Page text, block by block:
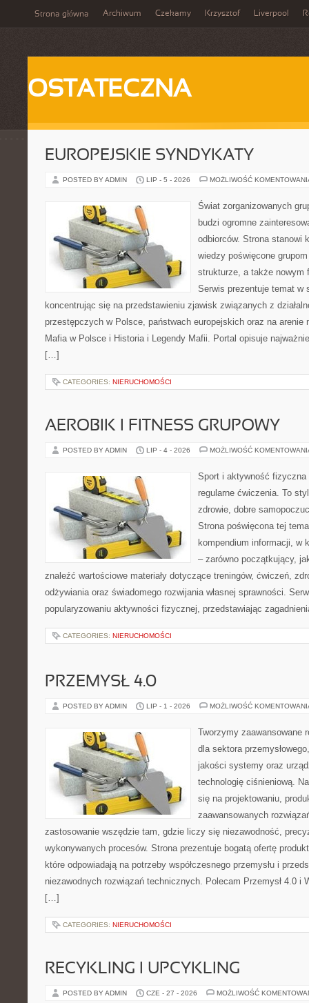
Strona główna Archiwum Czekamy Krzysztof Liverpool
OSTATECZNA
EUROPEJSKIE SYNDYKATY
POSTED BY ADMIN LIP - 5 - 2026 MOŻLIWOŚĆ
Świat zorganizowanych
budzi ogromne
odbiorców. Strona stanowi
wiedzy poświęcone
strukturze, a także nowym
Serwis prezentuje temat w
koncentrując się na przedstawieniu zjawisk związanych z
przestępczych w Polsce, państwach europejskich oraz na arenie
Mafia w Polsce i Historia i Legendy Mafii. Portal opisuje
[…]
CATEGORIES: NIERUCHOMOŚCI
AEROBIK I FITNESS GRUPOWY
POSTED BY ADMIN LIP - 4 - 2026 MOŻLIWOŚĆ
Sport i aktywność
regularne ćwiczenia. To
zdrowie, dobre
Strona poświęcona tej
kompendium informacji, w
– zarówno początkujący,
znaleźć wartościowe materiały dotyczące treningów, ćwiczeń,
odżywiania oraz świadomego rozwijania własnej sprawności.
popularyzowaniu aktywności fizycznej, przedstawiając
CATEGORIES: NIERUCHOMOŚCI
PRZEMYSŁ 4.0
POSTED BY ADMIN LIP - 1 - 2026 MOŻLIWOŚĆ
Tworzymy zaawansowane
dla sektora
jakości systemy oraz
technologię ciśnieniową.
się na projektowaniu,
zaawansowanych
zastosowanie wszędzie tam, gdzie liczy się niezawodność,
wykonywanych procesów. Strona prezentuje bogatą ofertę
które odpowiadają na potrzeby współczesnego przemysłu i
niezawodnych rozwiązań technicznych. Polecam Przemysł 4.0 i
[…]
CATEGORIES: NIERUCHOMOŚCI
RECYKLING I UPCYKLING
POSTED BY ADMIN CZE - 27 - 2026 MOŻLIWOŚĆ